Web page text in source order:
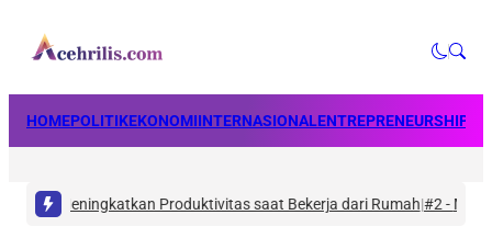
HOMEPOLITIKEKONOMIINTERNASIONALENTREPRENEURSHIP
dan Meningkatkan Produktivitas saat Bekerja dari Rumah|#2 -